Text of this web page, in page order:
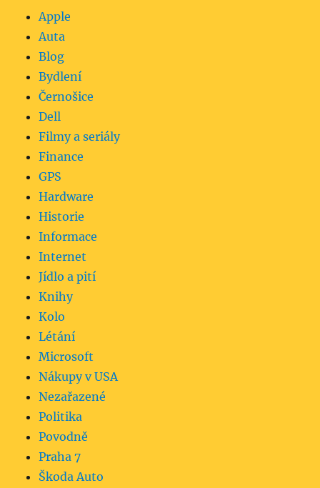
Apple
Auta
Blog
Bydlení
Černošice
Dell
Filmy a seriály
Finance
GPS
Hardware
Historie
Informace
Internet
Jídlo a pití
Knihy
Kolo
Létání
Microsoft
Nákupy v USA
Nezařazené
Politika
Povodně
Praha 7
Škoda Auto